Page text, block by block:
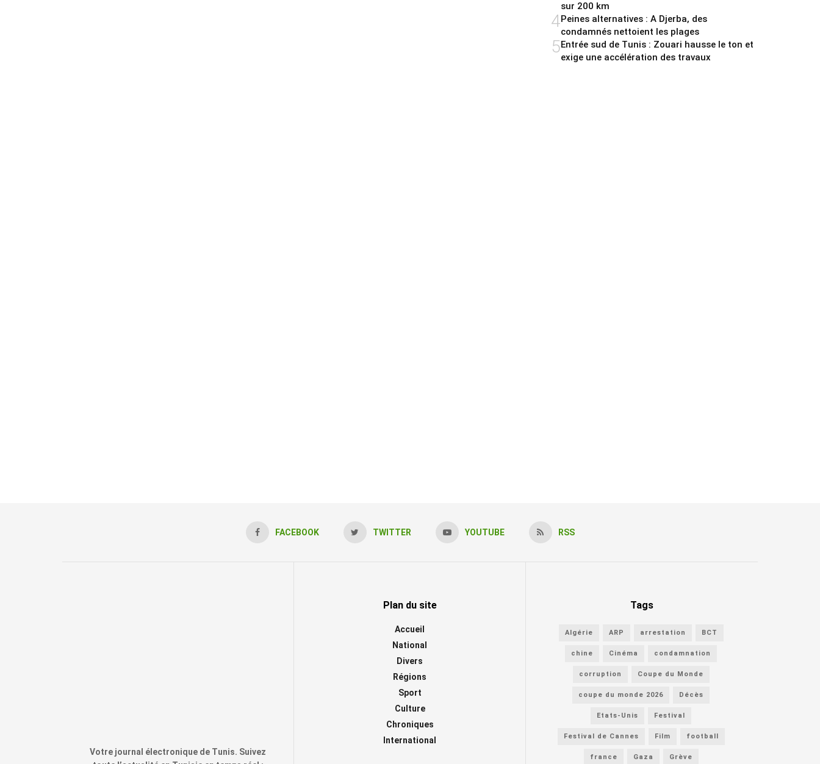
sur 200 km
4Peines alternatives : A Djerba, des
condamnés nettoient les plages
5Entrée sud de Tunis : Zouari hausse le ton et
exige une accélération des travaux
FACEBOOK TWITTER YOUTUBE RSS
Votre journal électronique de Tunis. Suivez
Plan du site
Accueil
National
Divers
Régions
Sport
Culture
Chroniques
International
Tags
Algérie ARP arrestation BCT
chine Cinéma condamnation
corruption Coupe du Monde
coupe du monde 2026 Décès
Etats-Unis Festival
Festival de Cannes Film football
france Gaza Grève